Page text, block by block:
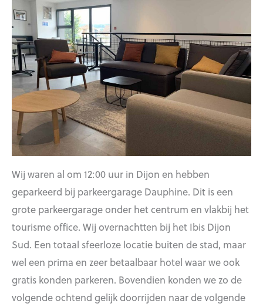
Wij waren al om 12:00 uur in Dijon en hebben
geparkeerd bij parkeergarage Dauphine. Dit is een
grote parkeergarage onder het centrum en vlakbij het
tourisme office. Wij overnachtten bij het Ibis Dijon
Sud. Een totaal sfeerloze locatie buiten de stad, maar
wel een prima en zeer betaalbaar hotel waar we ook
gratis konden parkeren. Bovendien konden we zo de
volgende ochtend gelijk doorrijden naar de volgende